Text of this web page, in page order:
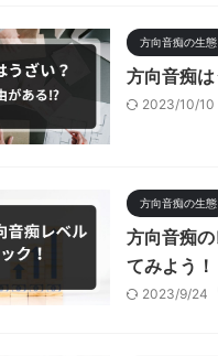
方向音痴の生態
方向音痴
2023/10/10
方向音痴の生態
方向音痴
てみよう！
2023/9/24